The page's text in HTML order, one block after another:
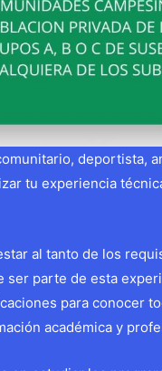
deportista,
tu experiencia
al tanto de los
ser parte de esta
para conocer
académica y